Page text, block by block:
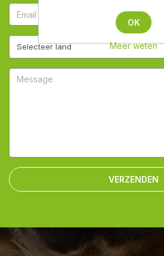
VERZENDEN
OK
Meer weten